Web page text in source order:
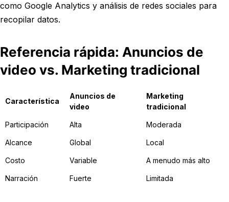
como Google Analytics y análisis de redes sociales para
recopilar datos.
Referencia rápida: Anuncios de
video vs. Marketing tradicional
Característica
Anuncios de
video
Marketing
tradicional
Participación Alta Moderada
Alcance Global Local
Costo Variable A menudo más alto
Narración Fuerte Limitada